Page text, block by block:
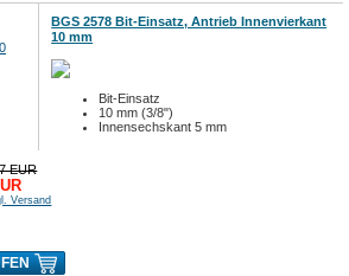
BGS 2578 Bit-Einsatz, Antrieb Innenvierkant
10 mm
Bit-Einsatz
10 mm (3/8")
Innensechskant 5 mm
EUR
Versand